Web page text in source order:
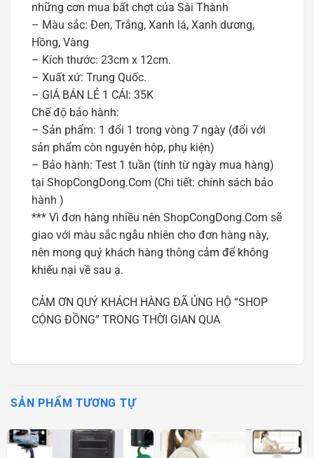
những cơn mua bất chợt của Sài Thành
– Màu sắc: Đen, Trắng, Xanh lá, Xanh dương,
Hồng, Vàng
– Kích thước: 23cm x 12cm.
– Xuất xứ: Trung Quốc.
– GIÁ BÁN LẺ 1 CÁI: 35K
Chế độ bảo hành:
– Sản phẩm: 1 đổi 1 trong vòng 7 ngày (đổi với
sản phẩm còn nguyên hộp, phụ kiện)
– Bảo hành: Test 1 tuần (tính từ ngày mua hàng)
tại ShopCongDong.Com (Chi tiết: chính sách bảo
hành )
*** Vì đơn hàng nhiều nên ShopCongDong.Com sẽ
giao với màu sắc ngẫu nhiên cho đơn hàng này,
nên mong quý khách hàng thông cảm để không
khiếu nại về sau ạ.
CẢM ƠN QUÝ KHÁCH HÀNG ĐÃ ỦNG HỘ “SHOP
CỘNG ĐỒNG” TRONG THỜI GIAN QUA
SẢN PHẨM TƯƠNG TỰ